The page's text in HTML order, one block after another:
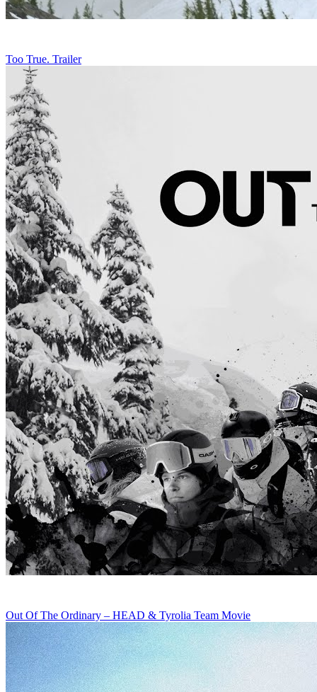
Too True. Trailer
Out Of The Ordinary – HEAD & Tyrolia Team Movie